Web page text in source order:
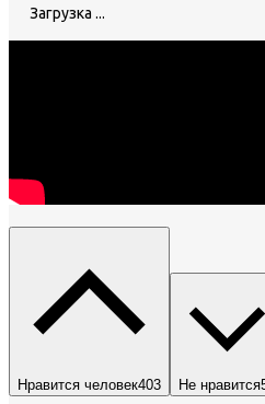
Загрузка ...
Нравится человек403 Не нравится